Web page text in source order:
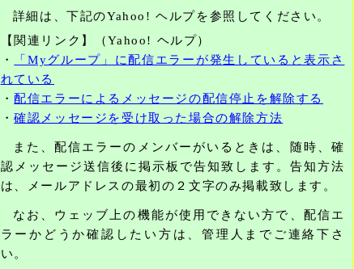
詳細は、下記のYahoo! ヘルプを参照してください。
【関連リンク】（Yahoo! ヘルプ）
・
「Myグループ」に配信エラーが発生していると表示さ
れている
・配信エラーによるメッセージの配信停止を解除する
・確認メッセージを受け取った場合の解除方法
また、配信エラーのメンバーがいるときは、随時、確
認メッセージ送信後に掲示板で告知致します。告知方法
は、メールアドレスの最初の２文字のみ掲載致します。
なお、ウェッブ上の機能が使用できない方で、配信エ
ラーかどうか確認したい方は、管理人までご連絡下さ
い。